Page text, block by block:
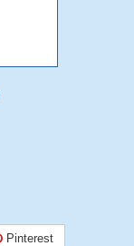
Pinterest